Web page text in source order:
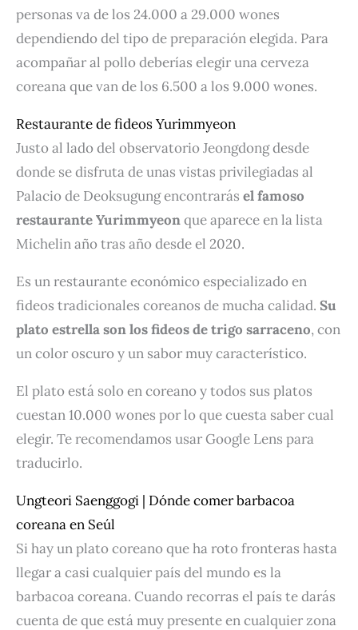
personas va de los 24.000 a 29.000 wones
dependiendo del tipo de preparación elegida. Para
acompañar al pollo deberías elegir una cerveza
coreana que van de los 6.500 a los 9.000 wones.
Restaurante de fideos Yurimmyeon
Justo al lado del observatorio Jeongdong desde
donde se disfruta de unas vistas privilegiadas al
Palacio de Deoksugung encontrarás el famoso
restaurante Yurimmyeonque aparece en la lista
Michelin año tras año desde el 2020.
Es un restaurante económico especializado en
fideos tradicionales coreanos de mucha calidad. Su
plato estrella son los fideos de trigo sarraceno, con
un color oscuro y un sabor muy característico.
El plato está solo en coreano y todos sus platos
cuestan 10.000 wones por lo que cuesta saber cual
elegir. Te recomendamos usar Google Lens para
traducirlo.
Ungteori Saenggogi | Dónde comer barbacoa
coreana en Seúl
Si hay un plato coreano que ha roto fronteras hasta
llegar a casi cualquier país del mundo es la
barbacoa coreana. Cuando recorras el país te darás
cuenta de que está muy presente en cualquier zona